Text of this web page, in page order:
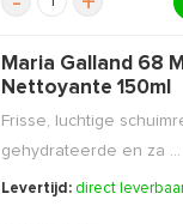
Maria Galland 68
Nettoyante 150ml
Frisse, luchtige
gehydrateerde en za ...
Levertijd: direct